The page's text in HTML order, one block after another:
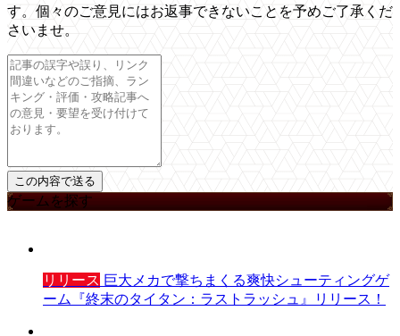
す。個々のご意見にはお返事できないことを予めご了承くだ
さいませ。
ゲームを探す
リリース 巨大メカで撃ちまくる爽快シューティングゲ
ーム『終末のタイタン：ラストラッシュ』リリース！